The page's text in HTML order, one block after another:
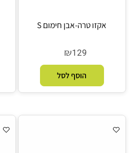
אקזו טרה-אבן חימום S
₪129
הוסף לסל